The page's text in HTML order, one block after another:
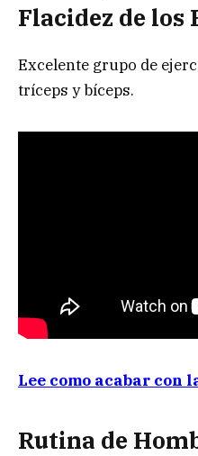
Flacidez de los
Excelente grupo de
tríceps y bíceps.
Lee como acabar con
Rutina de